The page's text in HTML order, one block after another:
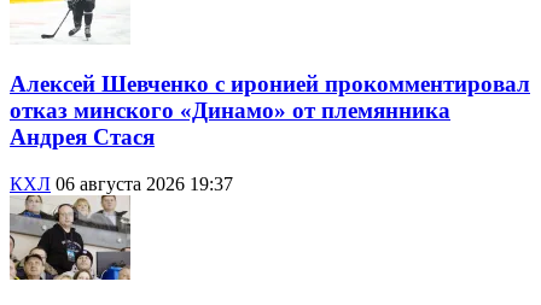
Алексей Шевченко с иронией прокомментировал
отказ минского «Динамо» от племянника
Андрея Стася
КХЛ 06 августа 2026 19:37